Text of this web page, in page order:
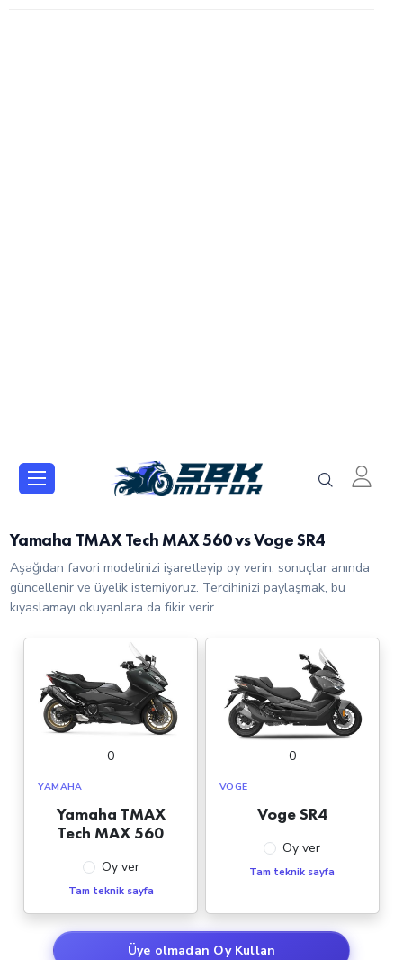
Yamaha TMAX Tech MAX 560 vs Voge SR4
Aşağıdan favori modelinizi işaretleyip oy verin; sonuçlar anında
güncellenir ve üyelik istemiyoruz. Tercihinizi paylaşmak, bu
kıyaslamayı okuyanlara da fikir verir.
0
YAMAHA
Yamaha TMAX
Tech MAX 560
Oy ver
Tam teknik sayfa
0
VOGE
Voge SR4
Oy ver
Tam teknik sayfa
Üye olmadan Oy Kullan